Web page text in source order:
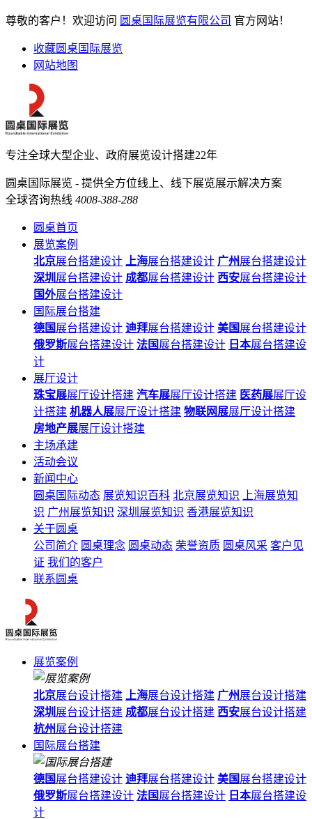
尊敬的客户！欢迎访问 圆桌国际展览有限公司 官方网站！
收藏圆桌国际展览
网站地图
专注全球大型企业、政府展览设计搭建22年
圆桌国际展览 - 提供全方位线上、线下展览展示解决方案
全球咨询热线 4008-388-288
圆桌首页
展览案例
北京展台搭建设计 上海展台搭建设计 广州展台搭建设计
深圳 展台搭建设计 成都展台搭建设计 西安展台搭建设计
国外展台搭建设计
国际展台搭建
德国 展台搭建设计 迪拜展台搭建设计 美国 展台搭建设计
俄罗斯展台搭建设计 法国 展台搭建设计 日本展台搭建设
计
展厅设计
珠宝展展厅设计搭建 汽车展展厅设计搭建 医药展展厅设
计搭建 机器人展展厅设计搭建 物联网展展厅设计搭建
房地产展展厅设计搭建
主场承建
活动会议
新闻中心
圆桌国际动态 展览知识百科 北京展览知识
上海展览知
识 广州展览知识 深圳展览知识 香港展览知识
关于圆桌
公司简介 圆桌理念 圆桌动态 荣誉资质 圆桌风采 客户见
证 我们的客户
联系圆桌
展览案例
北京展台设计搭建 上海展台设计搭建 广州展台设计搭建
深圳 展台设计搭建 成都展台设计搭建 西安展台设计搭建
杭州展台设计搭建
国际展台搭建
德国 展台搭建设计 迪拜展台搭建设计 美国 展台搭建设计
俄罗斯展台搭建设计 法国 展台搭建设计 日本展台搭建设
计